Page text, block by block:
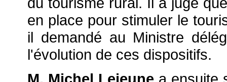
en place pour stimuler le
il demandé au Ministre
l'évolution de ces dispositifs.
M. Michel Lejeune a ensuite